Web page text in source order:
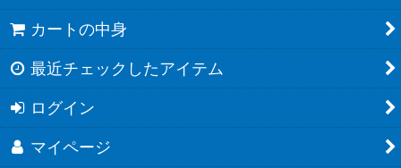
カートの中身
最近チェックしたアイテム
ログイン
マイページ